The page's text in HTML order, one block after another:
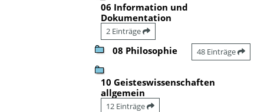
06 Information und
Dokumentation
2 Einträge
08 Philosophie 48 Einträge
10 Geisteswissenschaften
allgemein
12 Einträge